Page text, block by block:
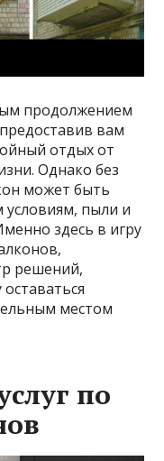
продолжением
вам
отдых от
Однако без
может быть
пыли и
здесь в игру
решений,
местом
по